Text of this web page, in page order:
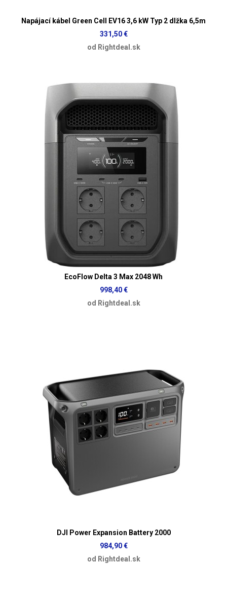
Napájací kábel Green Cell EV16 3,6 kW Typ 2 dlžka 6,5m
331,50 €
od Rightdeal.sk
EcoFlow Delta 3 Max 2048 Wh
998,40 €
od Rightdeal.sk
DJI Power Expansion Battery 2000
984,90 €
od Rightdeal.sk